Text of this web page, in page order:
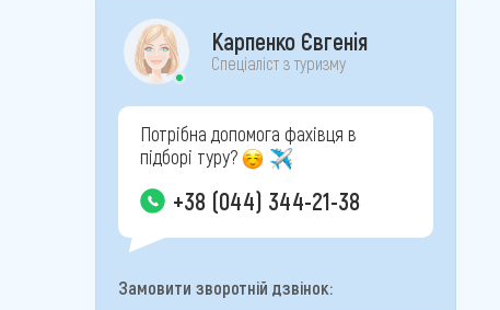
Карпенко Євгенія
Спеціаліст з туризму
Потрібна допомога фахівця в
підборі туру?
+38 (044) 344-21-38
Замовити зворотній дзвінок: